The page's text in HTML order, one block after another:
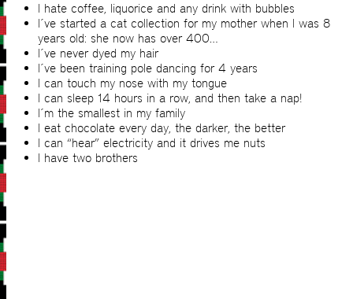
I hate coffee, liquorice and any drink with bubbles
I´ve started a cat collection for my mother when I was 8
years old: she now has over 400…
I´ve never dyed my hair
I´ve been training pole dancing for 4 years
I can touch my nose with my tongue
I can sleep 14 hours in a row, and then take a nap!
I´m the smallest in my family
I eat chocolate every day, the darker, the better
I can “hear” electricity and it drives me nuts
I have two brothers